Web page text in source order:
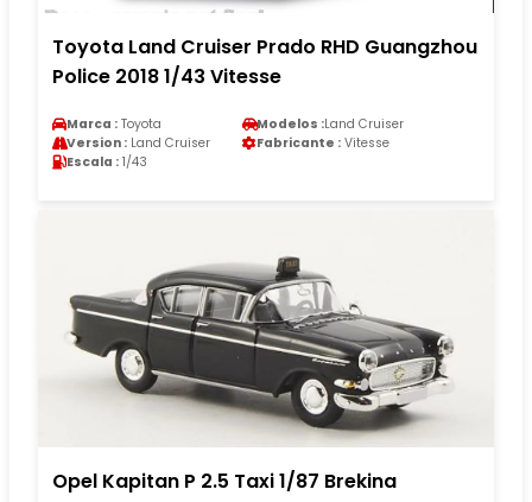
Toyota Land Cruiser Prado RHD Guangzhou
Police 2018 1/43 Vitesse
Marca : Toyota Modelos :Land Cruiser
Version : Land Cruiser Fabricante : Vitesse
Escala : 1/43
Opel Kapitan P 2.5 Taxi 1/87 Brekina